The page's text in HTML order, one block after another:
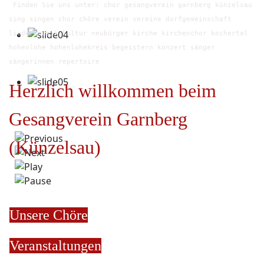
Finden Sie uns unter: chor gesangverein garnberg künzelsau
sing singen chor chöre verein vereine dorfgemeinschaft
lieder musik kultur neubürger kirche kirchenchor kochertal
hohenlohe hohenlohekreis begeistern konzert sänger
sängerinnen repertoire
Herzlich willkommen beim
Gesangverein Garnberg
(Künzelsau)
Unsere Chöre
Veranstaltungen